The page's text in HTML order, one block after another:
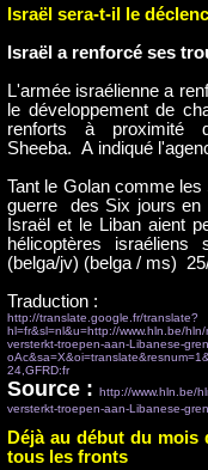
Israël sera-t-il le décle
Israël a renforcé ses
L'armée israélienne a
le développement de
renforts à
Sheeba. A indiqué
Tant le Golan comme
guerre des Six jours en
Israël et le Liban aient
hélicoptères
(belga/jv) (belga / ms)
Traduction :
http://translate.google.fr/translate?
hl=fr&sl=nl&u=http://www.hln.be/
versterkt-troepen-aan-Libanese-
24,GFRD:fr
Source : http://www.hln.be/
versterkt-troepen-aan-Libanese-
Déjà au début du
tous les fronts